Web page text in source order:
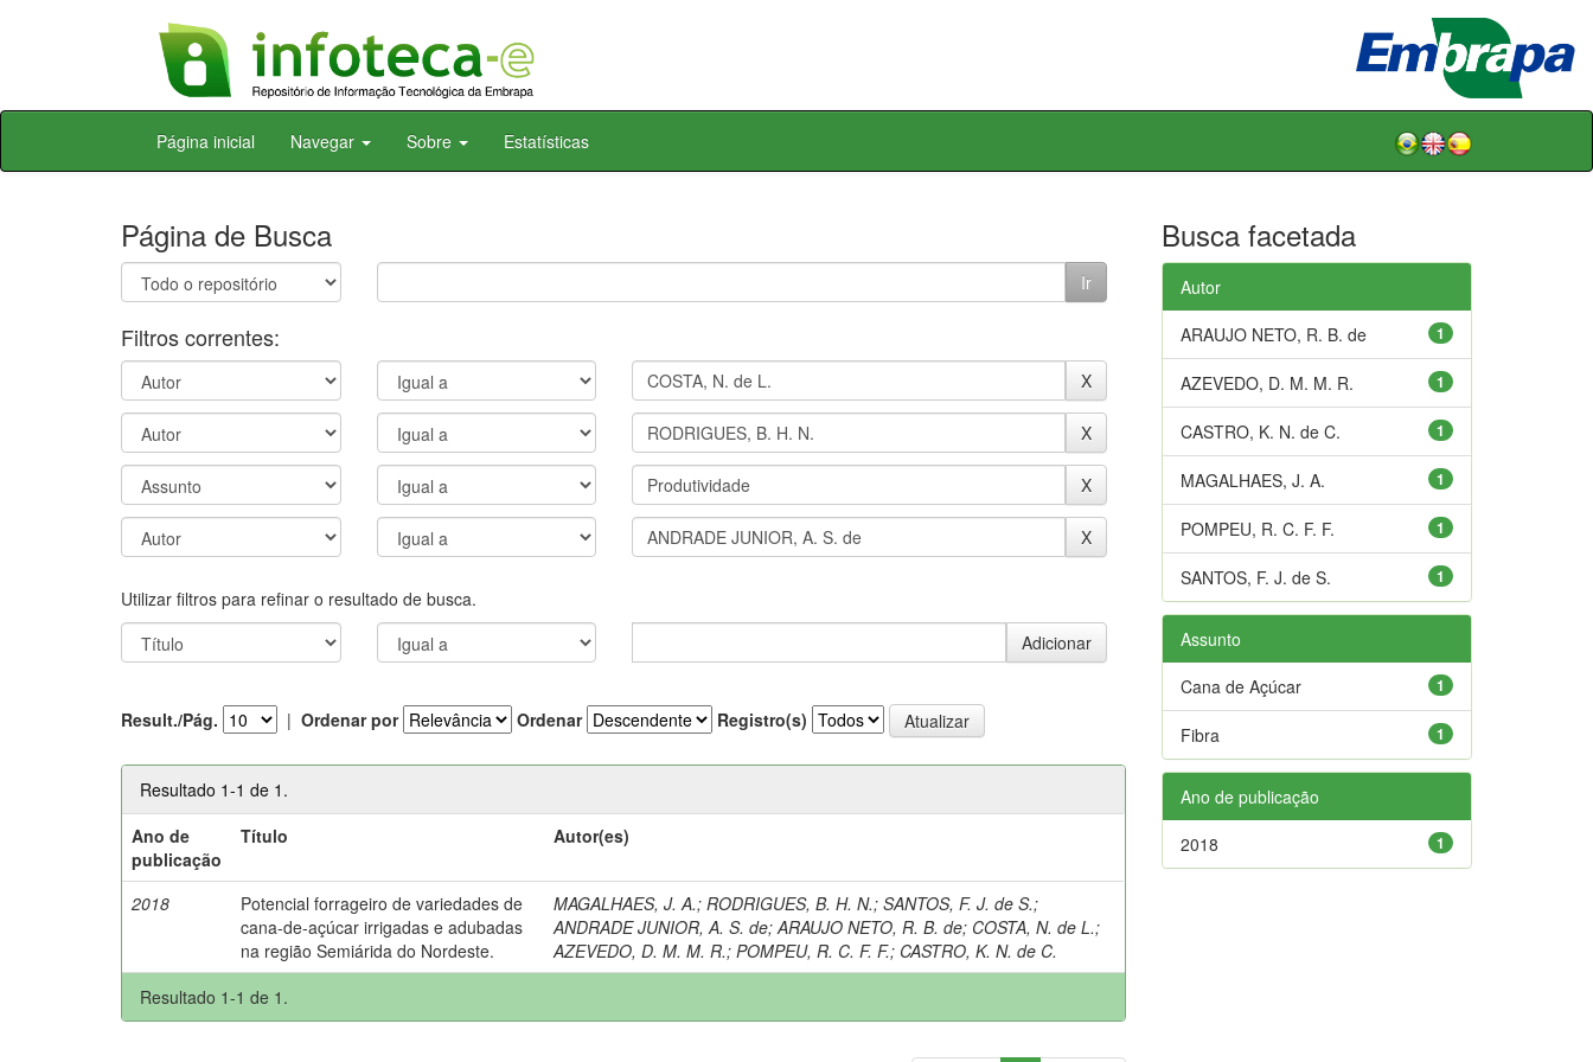
Skip
Página inicial Navegar Sobre Estatísticas
Página de Busca
Filtros correntes:
Utilizar filtros para refinar o resultado de busca.
Result./Pág. | Ordenar por Ordenar Registro(s)
Resultado 1-1 de 1.
Ano de
publicação
Título Autor(es)
2018
Potencial forrageiro de variedades de
cana-de-açúcar irrigadas e adubadas
na região Semiárida do Nordeste.
MAGALHAES, J. A.; RODRIGUES, B. H. N.;SANTOS, F. J. de S.;
ANDRADE JUNIOR, A. S. de;ARAUJO NETO, R. B. de; COSTA, N. de L.;
AZEVEDO, D. M. M. R.;POMPEU, R. C. F. F.; CASTRO, K. N. de C.
Resultado 1-1 de 1.
Busca facetada
Autor
1
ARAUJO NETO, R. B. de
1
AZEVEDO, D. M. M. R.
1
CASTRO, K. N. de C.
1
MAGALHAES, J. A.
1
POMPEU, R. C. F. F.
1
SANTOS, F. J. de S.
Assunto
1
Cana de Açúcar
1
Fibra
Ano de publicação
1
2018